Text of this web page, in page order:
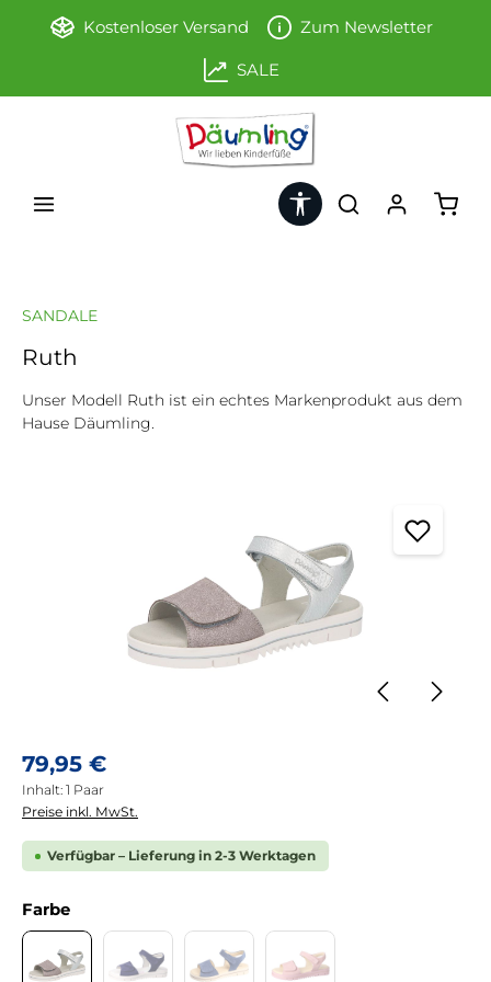
Zum Hauptinhalt springen
Kostenloser Versand Zum Newsletter
SALE
Werkzeugleiste anzeigen
SANDALE
Ruth
Unser Modell Ruth ist ein echtes Markenprodukt aus dem
Hause Däumling.
Regulärer Preis:
79,95 €
Inhalt: 1 Paar
Preise inkl. MwSt.
Verfügbar – Lieferung in 2-3 Werktagen
Farbeauswählen